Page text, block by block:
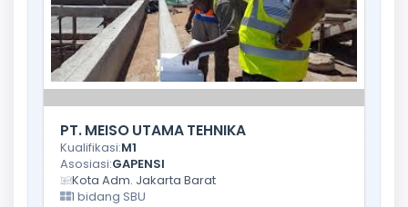
PT. MEISO UTAMA TEHNIKA
Kualifikasi:M1
Asosiasi:GAPENSI
Kota Adm. Jakarta Barat
1 bidang SBU